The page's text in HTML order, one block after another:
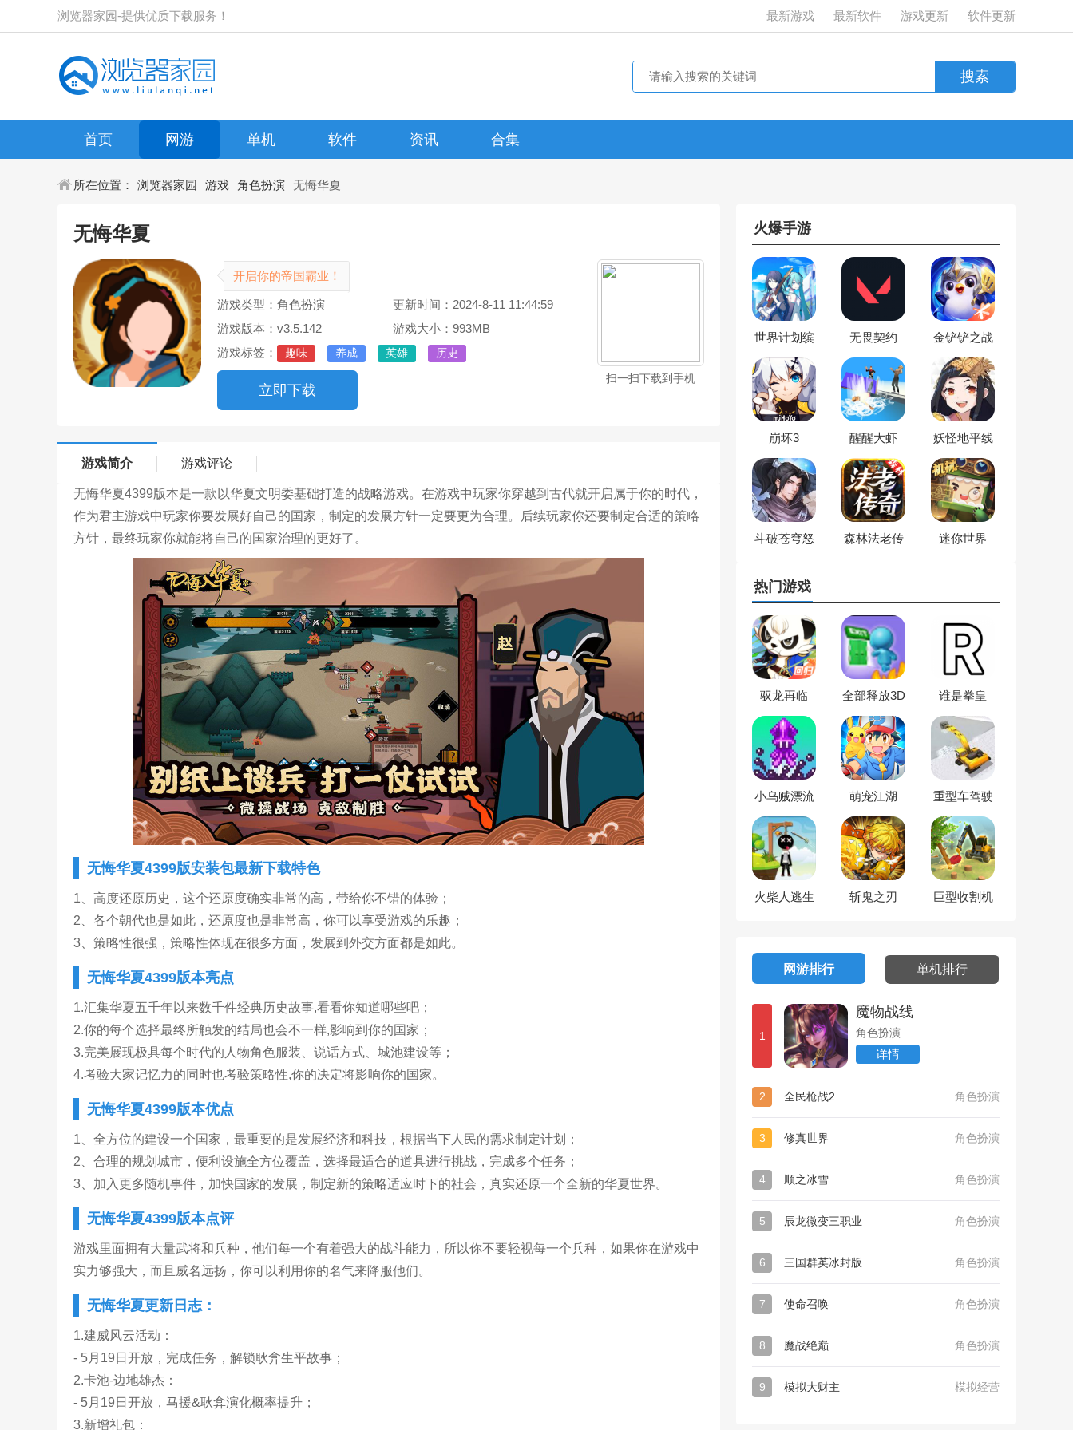
浏览器家园-提供优质下载服务！ 最新游戏 最新软件 游戏更新 软件更新
首页 网游 单机 软件 资讯 合集
所在位置： 浏览器家园 游戏 角色扮演 无悔华夏
无悔华夏
开启你的帝国霸业！
游戏类型：角色扮演
更新时间：2024-8-11 11:44:59
游戏版本：v3.5.142
游戏大小：993MB
游戏标签：
趣味 养成 英雄 历史
立即下载
扫一扫下载到手机
游戏简介 游戏评论
无悔华夏4399版本是一款以华夏文明委基础打造的战略游戏。在游戏中玩家你穿越到古代就开启属于你的时代，
作为君主游戏中玩家你要发展好自己的国家，制定的发展方针一定要更为合理。后续玩家你还要制定合适的策略
方针，最终玩家你就能将自己的国家治理的更好了。
无悔华夏4399版安装包最新下载特色
1、高度还原历史，这个还原度确实非常的高，带给你不错的体验；
2、各个朝代也是如此，还原度也是非常高，你可以享受游戏的乐趣；
3、策略性很强，策略性体现在很多方面，发展到外交方面都是如此。
无悔华夏4399版本亮点
1.汇集华夏五千年以来数千件经典历史故事,看看你知道哪些吧；
2.你的每个选择最终所触发的结局也会不一样,影响到你的国家；
3.完美展现极具每个时代的人物角色服装、说话方式、城池建设等；
4.考验大家记忆力的同时也考验策略性,你的决定将影响你的国家。
无悔华夏4399版本优点
1、全方位的建设一个国家，最重要的是发展经济和科技，根据当下人民的需求制定计划；
2、合理的规划城市，便利设施全方位覆盖，选择最适合的道具进行挑战，完成多个任务；
3、加入更多随机事件，加快国家的发展，制定新的策略适应时下的社会，真实还原一个全新的华夏世界。
无悔华夏4399版本点评
游戏里面拥有大量武将和兵种，他们每一个有着强大的战斗能力，所以你不要轻视每一个兵种，如果你在游戏中
实力够强大，而且威名远扬，你可以利用你的名气来降服他们。
无悔华夏更新日志：
1.建威风云活动：
- 5月19日开放，完成任务，解锁耿弇生平故事；
2.卡池-边地雄杰：
- 5月19日开放，马援&耿弇演化概率提升；
3.新增礼包：
火爆手游
世界计划缤
无畏契约 金铲铲之战
崩坏3 醒醒大虾 妖怪地平线
斗破苍穹怒
森林法老传
迷你世界
热门游戏
驭龙再临 全部释放3D 谁是拳皇
小乌贼漂流
萌宠江湖 重型车驾驶
火柴人逃生
斩鬼之刃 巨型收割机
网游排行 单机排行
1
魔物战线
角色扮演
详情
2 全民枪战2 角色扮演
3 修真世界 角色扮演
4 顺之冰雪 角色扮演
5 辰龙微变三职业 角色扮演
6 三国群英冰封版 角色扮演
7 使命召唤 角色扮演
8 魔战绝巅 角色扮演
9 模拟大财主 模拟经营